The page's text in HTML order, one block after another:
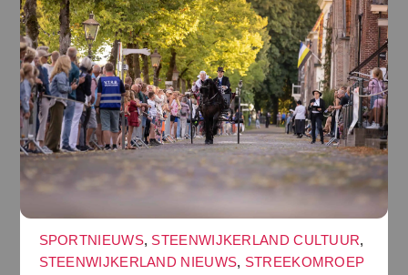
SPORTNIEUWS, STEENWIJKERLAND CULTUUR,
STEENWIJKERLAND NIEUWS, STREEKOMROEP